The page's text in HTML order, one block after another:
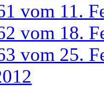
vom 11.
vom 18.
vom 25.